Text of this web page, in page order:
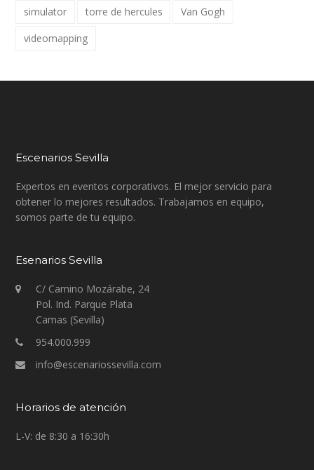
simulator
torre de hercules
Van Gogh
videomapping
Escenarios Sevilla
Expertos en eventos corporativos. El mejor servicio para
obtener lo mejores resultados. Trabajamos en equipo,
somos parte de tu equipo.
Esenarios Sevilla
C/ Camino Mozárabe, 24
Pol. Ind. Parque Plata
Camas (Sevilla)
954.000.999
info@escenariossevilla.com
Horarios de atención
L-V: de 8:30 a 16:30h